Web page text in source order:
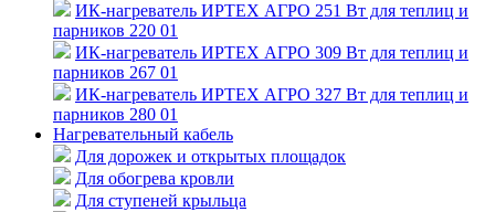
ИК-нагреватель ИРТЕХ АГРО 251 Вт для теплиц и
парников 220 01
ИК-нагреватель ИРТЕХ АГРО 309 Вт для теплиц и
парников 267 01
ИК-нагреватель ИРТЕХ АГРО 327 Вт для теплиц и
парников 280 01
Нагревательный кабель
Для дорожек и открытых площадок
Для обогрева кровли
Для ступеней крыльца